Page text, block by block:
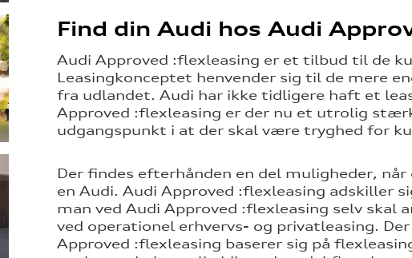
Find din Audi hos Audi
Audi Approved :flexleasing er et tilbud til de
Leasingkonceptet henvender sig til de mere
fra udlandet. Audi har ikke tidligere haft et
Approved :flexleasing er der nu et utrolig
udgangspunkt i at der skal være tryghed for
Der findes efterhånden en del muligheder,
en Audi. Audi Approved :flexleasing adskiller
man ved Audi Approved :flexleasing selv skal
ved operationel erhvervs- og privatleasing.
Approved :flexleasing baserer sig på